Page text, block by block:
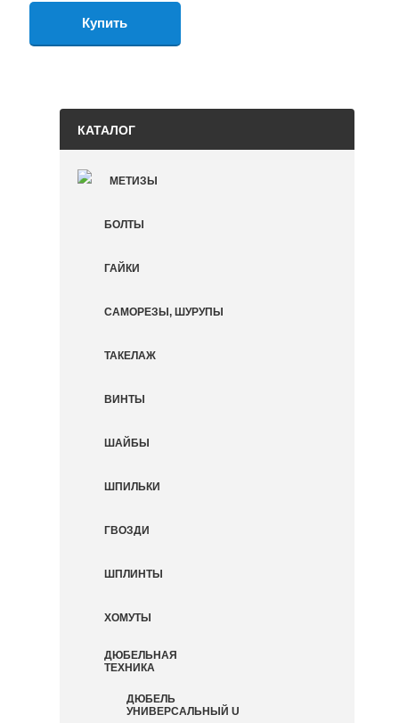
КАТАЛОГ
МЕТИЗЫ
БОЛТЫ
ГАЙКИ
САМОРЕЗЫ, ШУРУПЫ
ТАКЕЛАЖ
ВИНТЫ
ШАЙБЫ
ШПИЛЬКИ
ГВОЗДИ
ШПЛИНТЫ
ХОМУТЫ
ДЮБЕЛЬНАЯ
ТЕХНИКА
ДЮБЕЛЬ
УНИВЕРСАЛЬНЫЙ U